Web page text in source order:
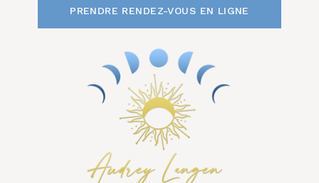
PRENDRE RENDEZ-VOUS EN LIGNE